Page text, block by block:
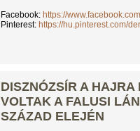
Facebook: https://
Pinterest: https://hu.pinterest.com/
DISZNÓZSÍR A
VOLTAK A FALUSI
SZÁZAD ELEJÉN